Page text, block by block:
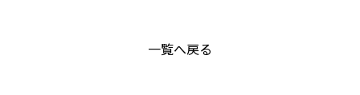
一覧へ戻る